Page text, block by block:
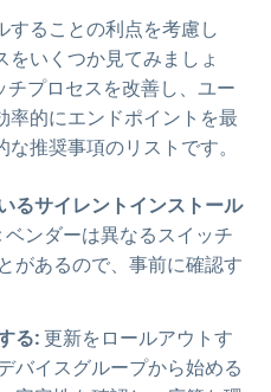
ることの利点を考慮し
いくつか見てみましょ
プロセスを改善し、ユー
率的にエンドポイントを最
推奨事項のリストです。
るサイレントインストール
ベンダーは異なるスイッチ
があるので、事前に確認す
る:更新をロールアウトす
バイスグループから始める